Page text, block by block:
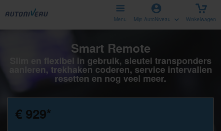
Menu Mijn AutoNiveau Winkelwagen
Smart Remote
Slim en flexibel in gebruik, sleutel transponders
aanleren, trekhaken coderen, service intervallen
resetten en nog veel meer.
€ 929*